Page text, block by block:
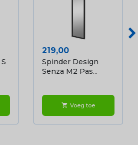
Prijs
219,00
Spinder Design
Senza M2 Pas...
shopping_cart Voeg toe